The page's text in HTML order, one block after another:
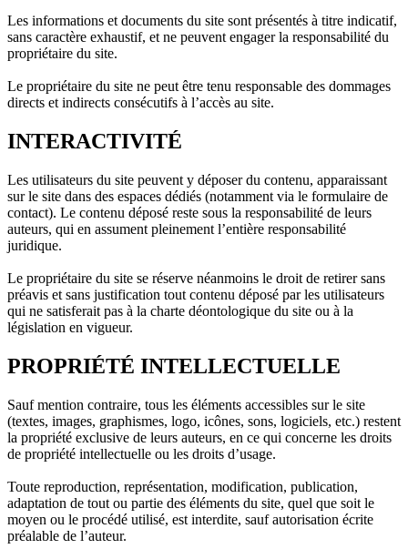
Les informations et documents du site sont présentés à titre indicatif,
sans caractère exhaustif, et ne peuvent engager la responsabilité du
propriétaire du site.
Le propriétaire du site ne peut être tenu responsable des dommages
directs et indirects consécutifs à l’accès au site.
INTERACTIVITÉ
Les utilisateurs du site peuvent y déposer du contenu, apparaissant
sur le site dans des espaces dédiés (notamment via le formulaire de
contact). Le contenu déposé reste sous la responsabilité de leurs
auteurs, qui en assument pleinement l’entière responsabilité
juridique.
Le propriétaire du site se réserve néanmoins le droit de retirer sans
préavis et sans justification tout contenu déposé par les utilisateurs
qui ne satisferait pas à la charte déontologique du site ou à la
législation en vigueur.
PROPRIÉTÉ INTELLECTUELLE
Sauf mention contraire, tous les éléments accessibles sur le site
(textes, images, graphismes, logo, icônes, sons, logiciels, etc.) restent
la propriété exclusive de leurs auteurs, en ce qui concerne les droits
de propriété intellectuelle ou les droits d’usage.
Toute reproduction, représentation, modification, publication,
adaptation de tout ou partie des éléments du site, quel que soit le
moyen ou le procédé utilisé, est interdite, sauf autorisation écrite
préalable de l’auteur.